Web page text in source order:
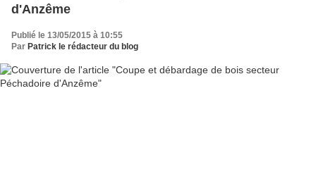
d'Anzême
Publié le 13/05/2015 à 10:55
Par Patrick le rédacteur du blog